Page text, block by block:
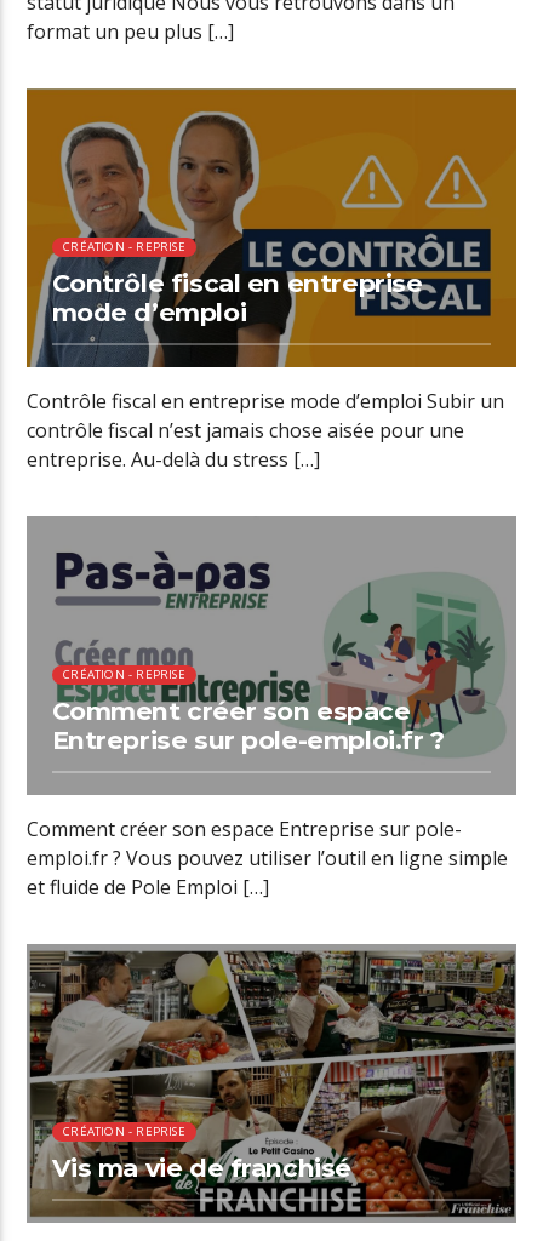
format un peu plus […]
00:41 READ TIME
CRÉATION - REPRISE
Contrôle fiscal en entreprise
mode d’emploi
Contrôle fiscal en entreprise mode d’emploi Subir un
contrôle fiscal n’est jamais chose aisée pour une
entreprise. Au-delà du stress […]
00:29 READ TIME
CRÉATION - REPRISE
Comment créer son espace
Entreprise sur pole-emploi.fr ?
Comment créer son espace Entreprise sur pole-
emploi.fr ? Vous pouvez utiliser l’outil en ligne simple
et fluide de Pole Emploi […]
00:32 READ TIME
CRÉATION - REPRISE
Vis ma vie de franchisé